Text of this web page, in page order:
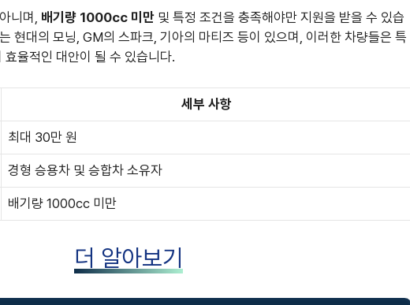
니며, 배기량 1000cc 미만 및 특정 조건을 충족해야만 지원을 받을 수 있습
현대의 모닝, GM의 스파크, 기아의 마티즈 등이 있으며, 이러한 차량들은 특
율적인 대안이 될 수 있습니다.
세부 사항
최대 30만 원
경형 승용차 및 승합차 소유자
배기량 1000cc 미만
더 알아보기